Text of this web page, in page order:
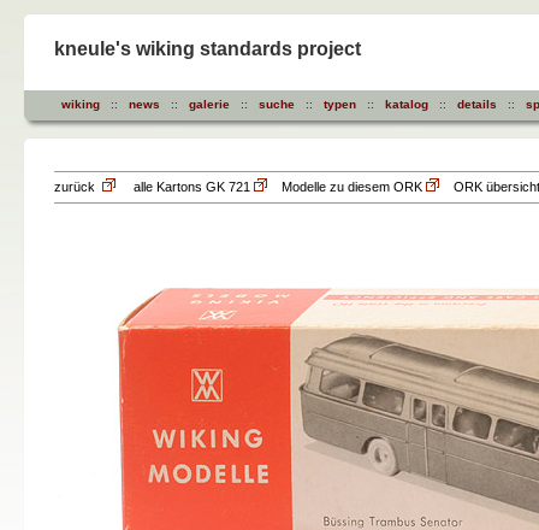
kneule's wiking standards project
wiking :: news :: galerie :: suche :: typen :: katalog :: details ::
zurück alle Kartons GK 721 Modelle zu diesem ORK ORK